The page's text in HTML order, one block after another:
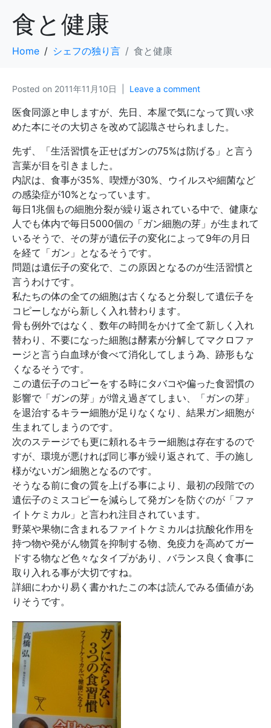
食と健康
Home シェフの独り言 食と健康
Posted on 2011年11月10日 Leave a comment
医食同源と申しますが、先日、本屋で気になって買い求
めた本にその大切さを改めて認識させられました。
先ず、「生活習慣を正せばガンの75%は防げる」と言う
言葉が目を引きました。
内訳は、食事が35%、喫煙が30%、ウイルスや細菌など
の感染症が10%となっています。
毎日1兆個もの細胞分裂が繰り返されている中で、健康な
人でも体内で毎日5000個の「ガン細胞の芽」が生まれて
いるそうで、その芽が遺伝子の変化によって9年の月日
を経て「ガン」となるそうです。
問題は遺伝子の変化で、この原因となるのが生活習慣と
言うわけです。
私たちの体の全ての細胞は古くなると分裂して遺伝子を
コピーしながら新しく入れ替わります。
骨も例外ではなく、数年の時間をかけて全て新しく入れ
替わり、不要になった細胞は酵素が分解してマクロファ
ージと言う白血球が食べて消化してしまう為、跡形もな
くなるそうです。
この遺伝子のコピーをする時にタバコや偏った食習慣の
影響で「ガンの芽」が増え過ぎてしまい、「ガンの芽」
を退治するキラー細胞が足りなくなり、結果ガン細胞が
生まれてしまうのです。
次のステージでも更に頼れるキラー細胞は存在するので
すが、環境が悪ければ同じ事が繰り返されて、手の施し
様がないガン細胞となるのです。
そうなる前に食の質を上げる事により、最初の段階での
遺伝子のミスコピーを減らして発ガンを防ぐのが「ファ
イトケミカル」と言われ注目されています。
野菜や果物に含まれるファイトケミカルは抗酸化作用を
持つ物や発がん物質を抑制する物、免疫力を高めてガー
ドする物など色々なタイプがあり、バランス良く食事に
取り入れる事が大切ですね。
詳細にわかり易く書かれたこの本は読んでみる価値があ
りそうです。